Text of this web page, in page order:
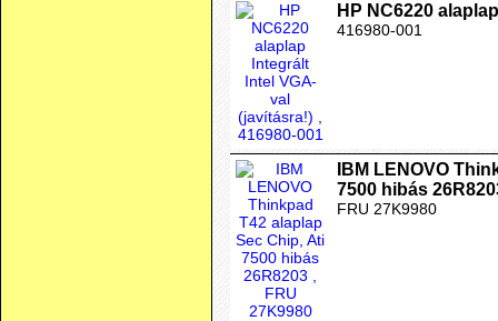
HP NC6220
416980-001
IBM LENOVO
7500 hibás
FRU 27K9980